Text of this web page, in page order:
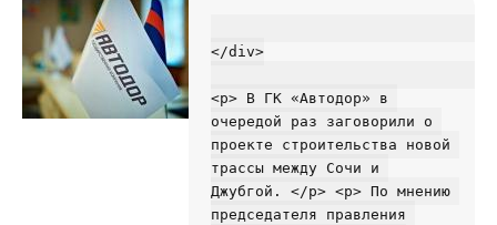
</div>
<p> В ГК «Автодор» в
очередой раз заговорили о
проекте строительства новой
трассы между Сочи и
Джубгой. </p> <p> По мнению
председателя правления